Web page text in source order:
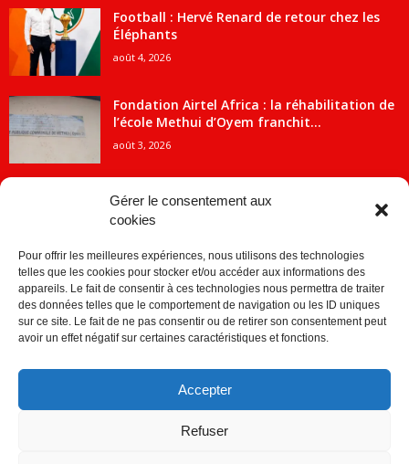
Gérer le consentement aux
cookies
Pour offrir les meilleures expériences, nous utilisons des technologies
telles que les cookies pour stocker et/ou accéder aux informations des
appareils. Le fait de consentir à ces technologies nous permettra de traiter
des données telles que le comportement de navigation ou les ID uniques
sur ce site. Le fait de ne pas consentir ou de retirer son consentement peut
avoir un effet négatif sur certaines caractéristiques et fonctions.
Accepter
Refuser
Football : Hervé Renard de retour chez les
Éléphants
août 4, 2026
Fondation Airtel Africa : la réhabilitation de
l’école Methui d’Oyem franchit...
août 3, 2026
CATÉGORIE POPULAIRE
ACTUALITES
Economie 2091
1840
Société
Sport 859